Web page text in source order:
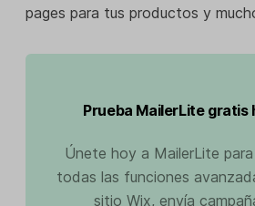
pages para tus productos y
Prueba MailerLite gratis
Únete hoy a MailerLite
todas las funciones
sitio Wix, envía